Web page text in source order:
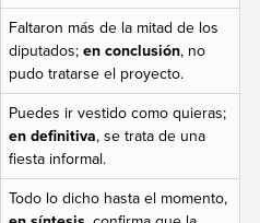
Faltaron más de la mitad de los
diputados; en conclusión, no
pudo tratarse el proyecto.
Puedes ir vestido como quieras;
en definitiva, se trata de una
fiesta informal.
Todo lo dicho hasta el momento,